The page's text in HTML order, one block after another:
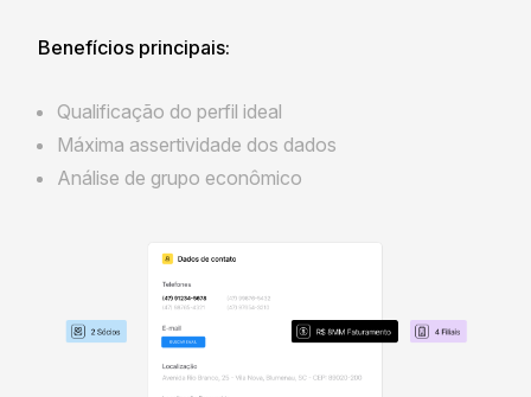
Benefícios principais:
Qualificação do perfil ideal
Máxima assertividade dos dados
Análise de grupo econômico